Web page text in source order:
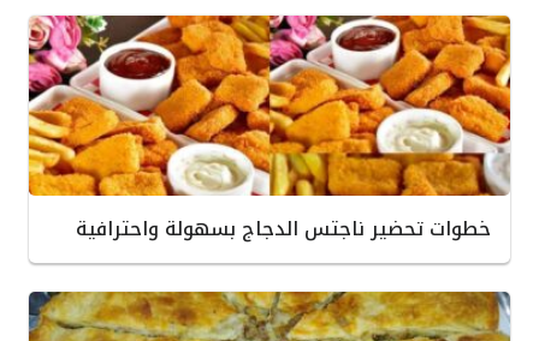
خطوات تحضير ناجتس الدجاج بسهولة واحترافية